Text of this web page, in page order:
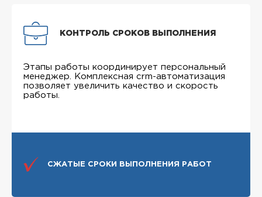
КОНТРОЛЬ СРОКОВ ВЫПОЛНЕНИЯ
Этапы работы координирует персональный
менеджер. Комплексная crm-автоматизация
позволяет увеличить качество и скорость
работы.
СЖАТЫЕ СРОКИ ВЫПОЛНЕНИЯ РАБОТ